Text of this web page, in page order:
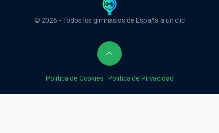
© 2026 - Todos los gimnasios de España a un clic
Política de Cookies Política de Privacidad